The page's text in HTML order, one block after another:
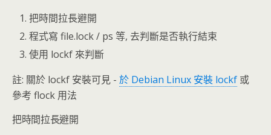
把時間拉長避開
程式寫 file.lock / ps 等, 去判斷是否執行結束
使用 lockf 來判斷
註: 關於 lockf 安裝可見 - 於 Debian Linux 安裝 lockf 或
參考 flock 用法
把時間拉長避開